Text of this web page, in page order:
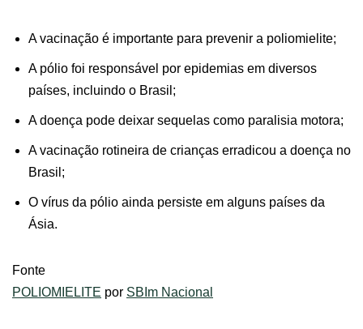
A vacinação é importante para prevenir a poliomielite;
A pólio foi responsável por epidemias em diversos
países, incluindo o Brasil;
A doença pode deixar sequelas como paralisia motora;
A vacinação rotineira de crianças erradicou a doença no
Brasil;
O vírus da pólio ainda persiste em alguns países da
Ásia.
Fonte
POLIOMIELITE por SBIm Nacional